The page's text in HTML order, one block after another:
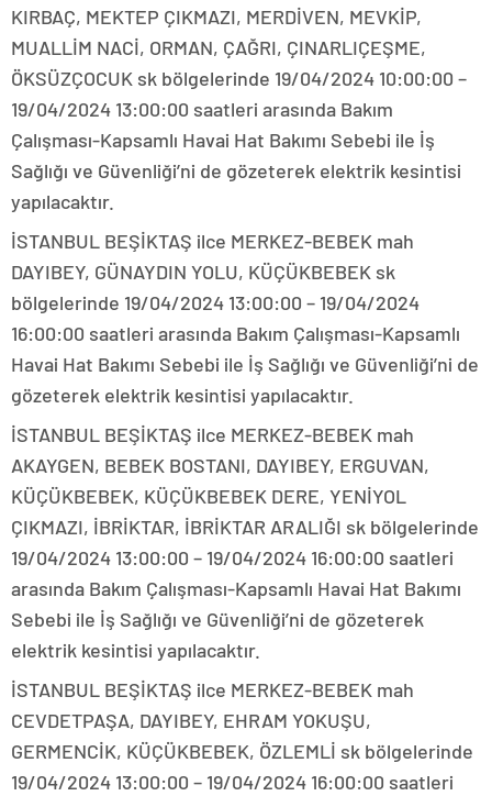
KIRBAÇ, MEKTEP ÇIKMAZI, MERDİVEN, MEVKİP,
MUALLİM NACİ, ORMAN, ÇAĞRI, ÇINARLIÇEŞME,
ÖKSÜZÇOCUK sk bölgelerinde 19/04/2024 10:00:00 –
19/04/2024 13:00:00 saatleri arasında Bakım
Çalışması-Kapsamlı Havai Hat Bakımı Sebebi ile İş
Sağlığı ve Güvenliği’ni de gözeterek elektrik kesintisi
yapılacaktır.
İSTANBUL BEŞİKTAŞ ilce MERKEZ-BEBEK mah
DAYIBEY, GÜNAYDIN YOLU, KÜÇÜKBEBEK sk
bölgelerinde 19/04/2024 13:00:00 – 19/04/2024
16:00:00 saatleri arasında Bakım Çalışması-Kapsamlı
Havai Hat Bakımı Sebebi ile İş Sağlığı ve Güvenliği’ni de
gözeterek elektrik kesintisi yapılacaktır.
İSTANBUL BEŞİKTAŞ ilce MERKEZ-BEBEK mah
AKAYGEN, BEBEK BOSTANI, DAYIBEY, ERGUVAN,
KÜÇÜKBEBEK, KÜÇÜKBEBEK DERE, YENİYOL
ÇIKMAZI, İBRİKTAR, İBRİKTAR ARALIĞI sk bölgelerinde
19/04/2024 13:00:00 – 19/04/2024 16:00:00 saatleri
arasında Bakım Çalışması-Kapsamlı Havai Hat Bakımı
Sebebi ile İş Sağlığı ve Güvenliği’ni de gözeterek
elektrik kesintisi yapılacaktır.
İSTANBUL BEŞİKTAŞ ilce MERKEZ-BEBEK mah
CEVDETPAŞA, DAYIBEY, EHRAM YOKUŞU,
GERMENCİK, KÜÇÜKBEBEK, ÖZLEMLİ sk bölgelerinde
19/04/2024 13:00:00 – 19/04/2024 16:00:00 saatleri